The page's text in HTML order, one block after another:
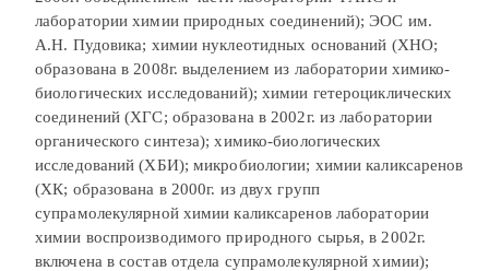
лаборатории химии природных соединений); ЭОС им.
А.Н. Пудовика; химии нуклеотидных оснований (ХНО;
образована в 2008г. выделением из лаборатории химико-
биологических исследований); химии гетероциклических
соединений (ХГС; образована в 2002г. из лаборатории
органического синтеза); химико-биологических
исследований (ХБИ); микробиологии; химии каликсаренов
(ХК; образована в 2000г. из двух групп
супрамолекулярной химии каликсаренов лаборатории
химии воспроизводимого природного сырья, в 2002г.
включена в состав отдела супрамолекулярной химии);